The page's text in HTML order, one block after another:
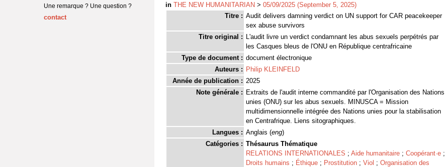
in THE NEW HUMANITARIAN > 05/09/2025 (September 5, 2025)
Titre : Audit delivers damning verdict on UN support for CAR peacekeeper
sex abuse survivors
Titre original : L'audit livre un verdict condamnant les abus sexuels perpétrés par
les Casques bleus de l'ONU en République centrafricaine
Type de document : document électronique
Auteurs : Philip KLEINFELD
Année de publication : 2025
Note générale : Extraits de l'audit interne commandité par l'Organisation des Nations
unies (ONU) sur les abus sexuels. MINUSCA = Mission
multidimensionnelle intégrée des Nations unies pour la stabilisation
en Centrafrique. Liens sitographiques.
Langues : Anglais (eng)
Catégories : Thésaurus Thématique
RELATIONS INTERNATIONALES ; Aide humanitaire ; Coopérant·e ;
Droits humains ; Éthique ; Prostitution ; Viol ; Organisation des
Une remarque ? Une question ?
contact